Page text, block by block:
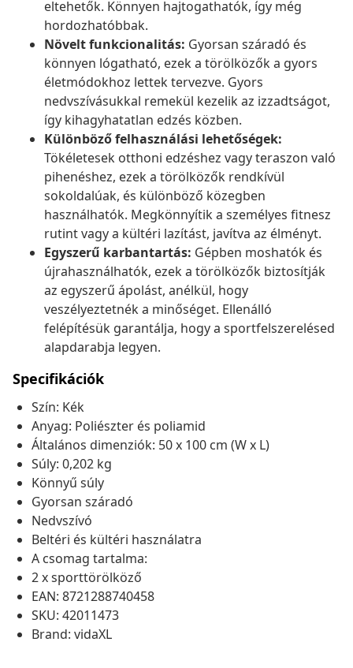
eltehetők. Könnyen hajtogathatók, így még
hordozhatóbbak.
Növelt funkcionalitás: Gyorsan száradó és
könnyen lógatható, ezek a törölközők a gyors
életmódokhoz lettek tervezve. Gyors
nedvszívásukkal remekül kezelik az izzadtságot,
így kihagyhatatlan edzés közben.
Különböző felhasználási lehetőségek:
Tökéletesek otthoni edzéshez vagy teraszon való
pihenéshez, ezek a törölközők rendkívül
sokoldalúak, és különböző közegben
használhatók. Megkönnyítik a személyes fitnesz
rutint vagy a kültéri lazítást, javítva az élményt.
Egyszerű karbantartás: Gépben moshatók és
újrahasználhatók, ezek a törölközők biztosítják
az egyszerű ápolást, anélkül, hogy
veszélyeztetnék a minőséget. Ellenálló
felépítésük garantálja, hogy a sportfelszerelésed
alapdarabja legyen.
Specifikációk
Szín: Kék
Anyag: Poliészter és poliamid
Általános dimenziók: 50 x 100 cm (W x L)
Súly: 0,202 kg
Könnyű súly
Gyorsan száradó
Nedvszívó
Beltéri és kültéri használatra
A csomag tartalma:
2 x sporttörölköző
EAN: 8721288740458
SKU: 42011473
Brand: vidaXL